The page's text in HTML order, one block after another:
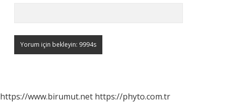
https://www.birumut.net https://phyto.com.tr